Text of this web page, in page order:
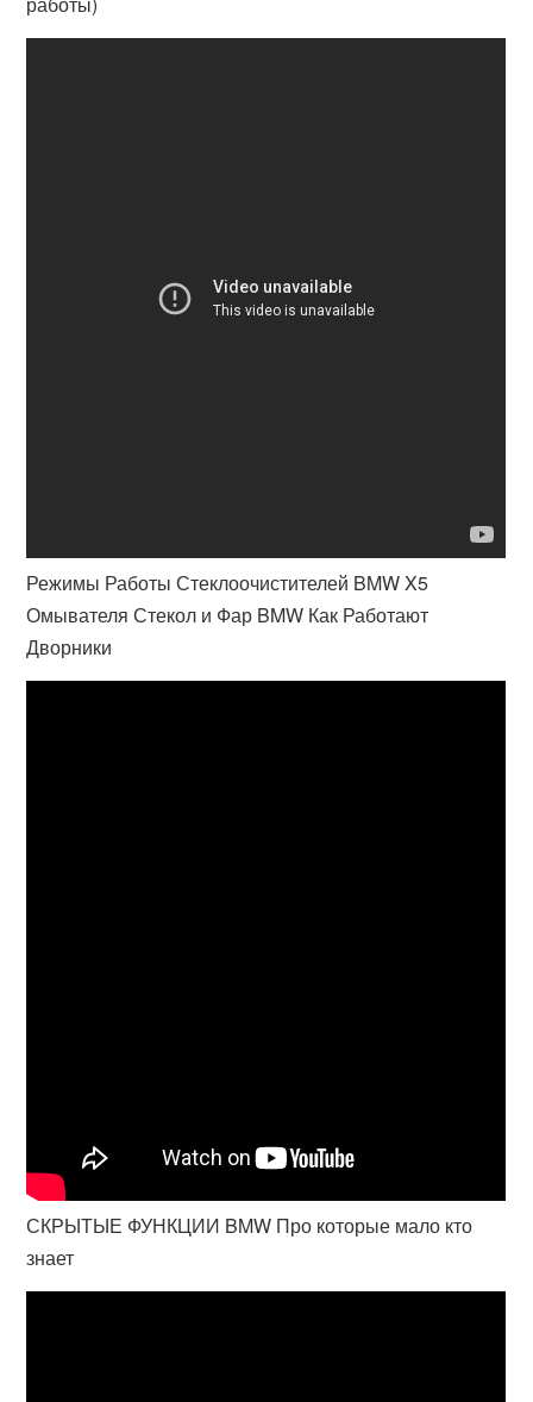
Режимы Работы Стеклоочистителей BMW X5
Омывателя Стекол и Фар BMW Как Работают
Дворники
СКРЫТЫЕ ФУНКЦИИ BMW Про которые мало кто
знает